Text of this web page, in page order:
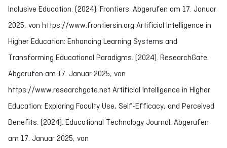
Inclusive Education. (2024). Frontiers. Abgerufen am 17. Januar
2025, von https://www.frontiersin.org Artificial Intelligence in
Higher Education: Enhancing Learning Systems and
Transforming Educational Paradigms. (2024). ResearchGate.
Abgerufen am 17. Januar 2025, von
https://www.researchgate.net Artificial Intelligence in Higher
Education: Exploring Faculty Use, Self-Efficacy, and Perceived
Benefits. (2024). Educational Technology Journal. Abgerufen
am 17. Januar 2025, von